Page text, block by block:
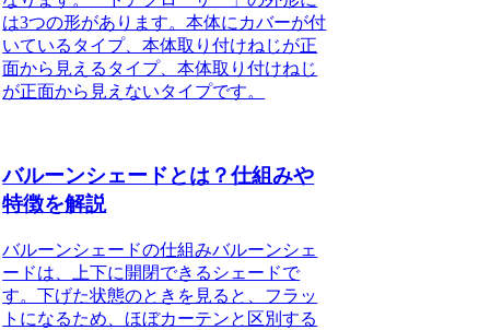
は3つの形があります。本体にカバーが付
いているタイプ、本体取り付けねじが正
面から見えるタイプ、本体取り付けねじ
が正面から見えないタイプです。
バルーンシェードとは？仕組みや
特徴を解説
バルーンシェードの仕組みバルーンシェ
ードは、上下に開閉できるシェードで
す。下げた状態のときを見ると、フラッ
トになるため、ほぼカーテンと区別する